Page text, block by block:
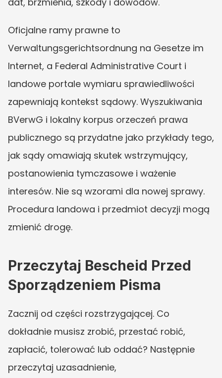
Oficjalne ramy prawne to
Verwaltungsgerichtsordnung na Gesetze im
Internet, a Federal Administrative Court i
landowe portale wymiaru sprawiedliwości
zapewniają kontekst sądowy. Wyszukiwania
BVerwG i lokalny korpus orzeczeń prawa
publicznego są przydatne jako przykłady tego,
jak sądy omawiają skutek wstrzymujący,
postanowienia tymczasowe i ważenie
interesów. Nie są wzorami dla nowej sprawy.
Procedura landowa i przedmiot decyzji mogą
zmienić drogę.
Przeczytaj Bescheid Przed
Sporządzeniem Pisma
Zacznij od części rozstrzygającej. Co
dokładnie musisz zrobić, przestać robić,
zapłacić, tolerować lub oddać? Następnie
przeczytaj uzasadnienie,